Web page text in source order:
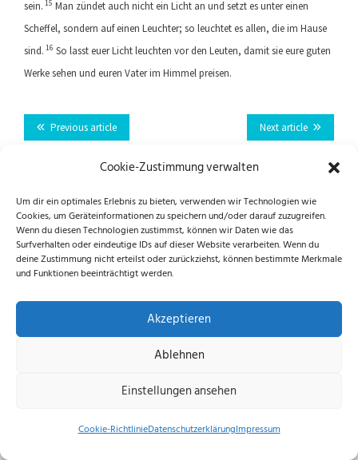
Cookie-Zustimmung verwalten
Um dir ein optimales Erlebnis zu bieten, verwenden wir Technologien wie
Cookies, um Geräteinformationen zu speichern und/oder darauf zuzugreifen.
Wenn du diesen Technologien zustimmst, können wir Daten wie das
Surfverhalten oder eindeutige IDs auf dieser Website verarbeiten. Wenn du
deine Zustimmung nicht erteilst oder zurückziehst, können bestimmte Merkmale
und Funktionen beeinträchtigt werden.
Akzeptieren
Ablehnen
Einstellungen ansehen
Cookie-RichtlinieDatenschutzerklärungImpressum
sein. 15 Man zündet auch nicht ein Licht an und setzt es unter einen
Scheffel, sondern auf einen Leuchter; so leuchtet es allen, die im Hause
sind. 16 So lasst euer Licht leuchten vor den Leuten, damit sie eure guten
Werke sehen und euren Vater im Himmel preisen.
Next article
Previous article
Folge uns auf Instagram und Facebook!
Richtlinie (EU)
© 2026 echus.de